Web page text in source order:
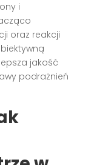
i
oraz reakcji
jakość
podrażnień